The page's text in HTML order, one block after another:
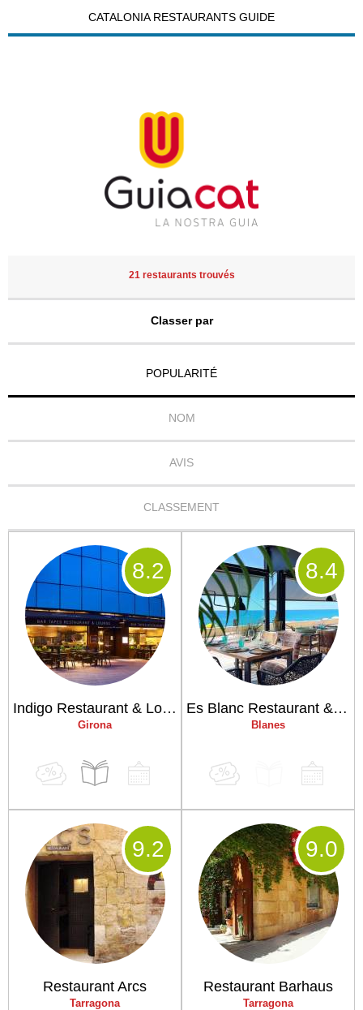
CATALONIA RESTAURANTS GUIDE
21 restaurants trouvés
Classer par
POPULARITÉ
NOM
AVIS
CLASSEMENT
Indigo Restaurant & Lounge
Girona
8.2
Es Blanc Restaurant & Lounge Club
Blanes
8.4
Restaurant Arcs
Tarragona
9.2
Restaurant Barhaus
Tarragona
9.0